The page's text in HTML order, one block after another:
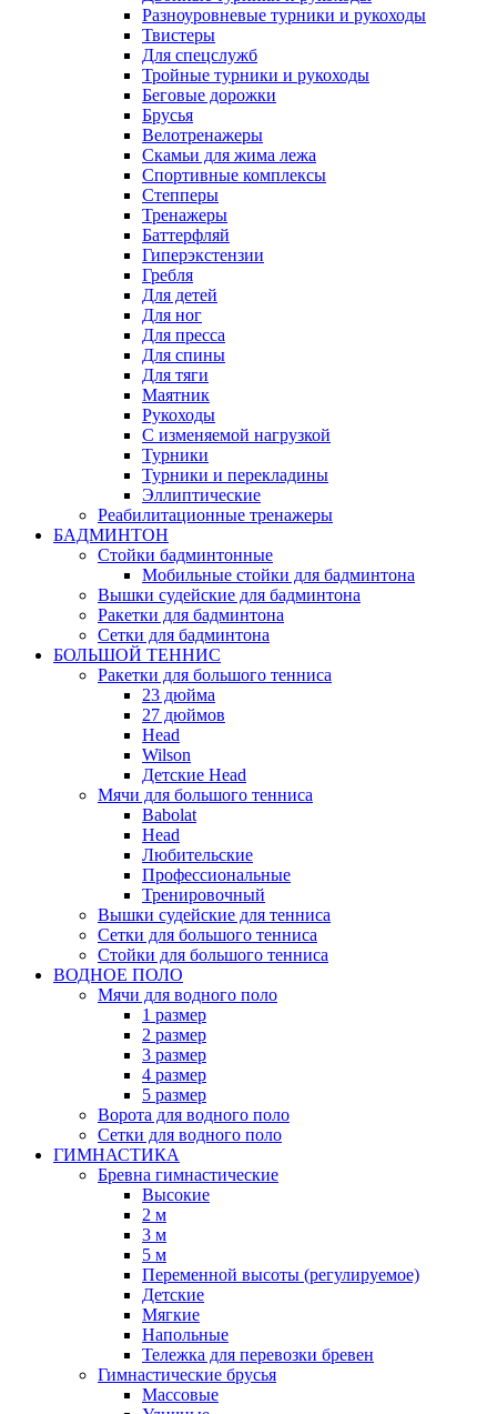
Разноуровневые турники и рукоходы
Твистеры
Для спецслужб
Тройные турники и рукоходы
Беговые дорожки
Брусья
Велотренажеры
Скамьи для жима лежа
Спортивные комплексы
Степперы
Тренажеры
Баттерфляй
Гиперэкстензии
Гребля
Для детей
Для ног
Для пресса
Для спины
Для тяги
Маятник
Рукоходы
С изменяемой нагрузкой
Турники
Турники и перекладины
Эллиптические
Реабилитационные тренажеры
БАДМИНТОН
Стойки бадминтонные
Мобильные стойки для бадминтона
Вышки судейские для бадминтона
Ракетки для бадминтона
Сетки для бадминтона
БОЛЬШОЙ ТЕННИС
Ракетки для большого тенниса
23 дюйма
27 дюймов
Head
Wilson
Детские Head
Мячи для большого тенниса
Babolat
Head
Любительские
Профессиональные
Тренировочный
Вышки судейские для тенниса
Сетки для большого тенниса
Стойки для большого тенниса
ВОДНОЕ ПОЛО
Мячи для водного поло
1 размер
2 размер
3 размер
4 размер
5 размер
Ворота для водного поло
Сетки для водного поло
ГИМНАСТИКА
Бревна гимнастические
Высокие
2 м
3 м
5 м
Переменной высоты (регулируемое)
Детские
Мягкие
Напольные
Тележка для перевозки бревен
Гимнастические брусья
Массовые